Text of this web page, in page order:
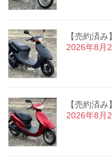
【売約済
2026年8月
【売約済
2026年8月